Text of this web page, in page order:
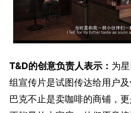
T&D的创意负责人表示： 为
组宣传片是试图传达给用户
巴克不止是卖咖啡的商铺，